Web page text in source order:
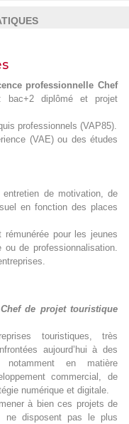
professionnelle Chef
bac+2 diplômé et projet
professionnels (VAP85).
(VAE) ou des études
de motivation, de
en fonction des places
rémunérée pour les jeunes
de professionnalisation.
de projet touristique
touristiques, très
aujourd’hui à des
notamment en matière
commercial, de
numérique et digitale.
à bien ces projets de
ne disposent pas le plus